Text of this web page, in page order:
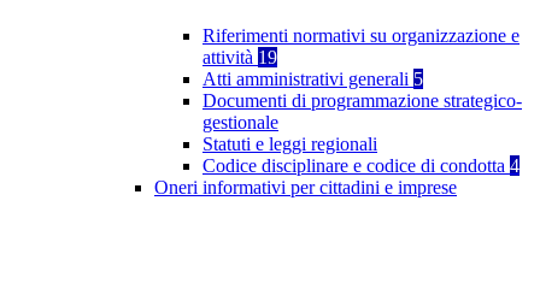
Riferimenti normativi su organizzazione e
attività 19
Atti amministrativi generali 5
Documenti di programmazione strategico-
gestionale
Statuti e leggi regionali
Codice disciplinare e codice di condotta 4
Oneri informativi per cittadini e imprese